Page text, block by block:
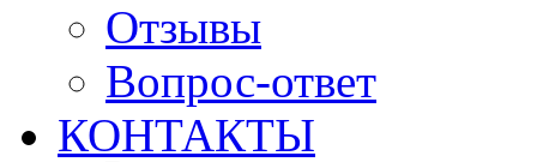
Отзывы
Вопрос-ответ
КОНТАКТЫ